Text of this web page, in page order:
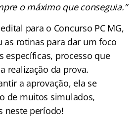
o máximo que conseguia.”
para o Concurso PC MG,
as rotinas para dar um foco
específicas, processo que
realização da prova.
a aprovação, ela se
de muitos simulados,
neste período!